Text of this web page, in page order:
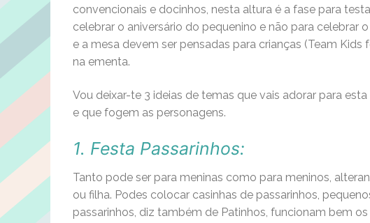
convencionais e docinhos, nesta altura é a fase para
celebrar o aniversário do pequenino e não para celebrar
e a mesa devem ser pensadas para crianças (Team
na ementa.
Vou deixar-te 3 ideias de temas que vais adorar para
e que fogem as personagens.
1. Festa Passarinhos:
Tanto pode ser para meninas como para meninos,
ou filha. Podes colocar casinhas de passarinhos,
passarinhos, diz também de Patinhos, funcionam bem